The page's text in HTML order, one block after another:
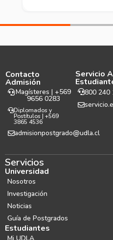
Contacto
Admisión
Magísteres | +569
9656 0283
Diplomados y
Postítulos | +569
3865 4536
admisionpostgrado@udla.cl
Servicio
800 240
Servicios
Universidad
Nosotros
Investigación
Noticias
Guía de Postgrados
Estudiantes